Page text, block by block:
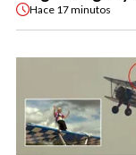
Hace 17 minutos